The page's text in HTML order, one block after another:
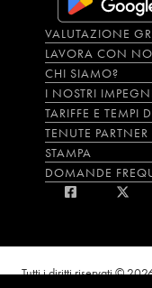
VALUTAZIONE
LAVORA CON
CHI SIAMO?
I NOSTRI
TARIFFE E TEMPI
TENUTE PARTNER
STAMPA
DOMANDE
Tutti i diritti riservati ©